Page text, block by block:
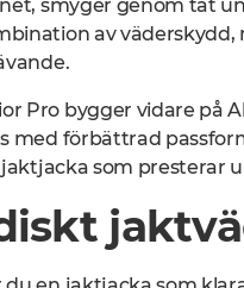
smyger genom tät
av
Pro bygger vidare på
med förbättrad
som presterar